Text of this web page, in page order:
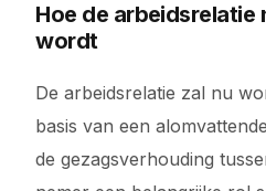
Hoe de arbeidsrelatie
wordt
De arbeidsrelatie zal nu
basis van een
de gezagsverhouding